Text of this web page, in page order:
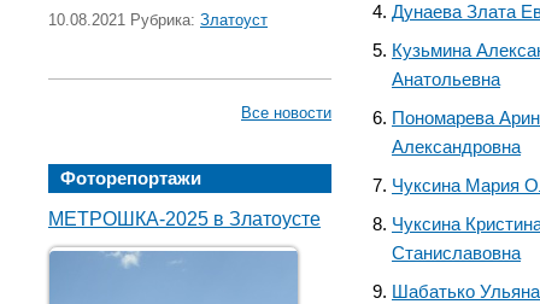
10.08.2021 Рубрика: Златоуст
Все новости
Фоторепортажи
МЕТРОШКА-2025 в Златоусте
Дунаева Злата
Кузьмина
Анатольевна
Пономарева
Александровна
Чуксина Мария
Чуксина
Станиславовна
Шабатько